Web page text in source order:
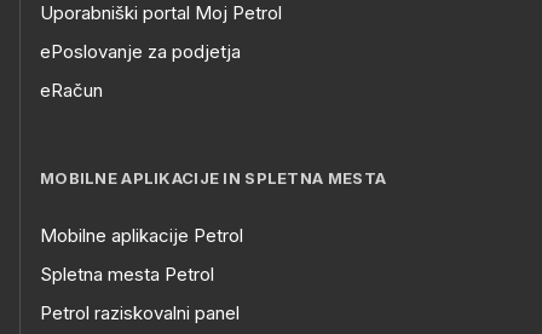
Uporabniški portal Moj Petrol
ePoslovanje za podjetja
eRačun
MOBILNE APLIKACIJE IN SPLETNA MESTA
Mobilne aplikacije Petrol
Spletna mesta Petrol
Petrol raziskovalni panel